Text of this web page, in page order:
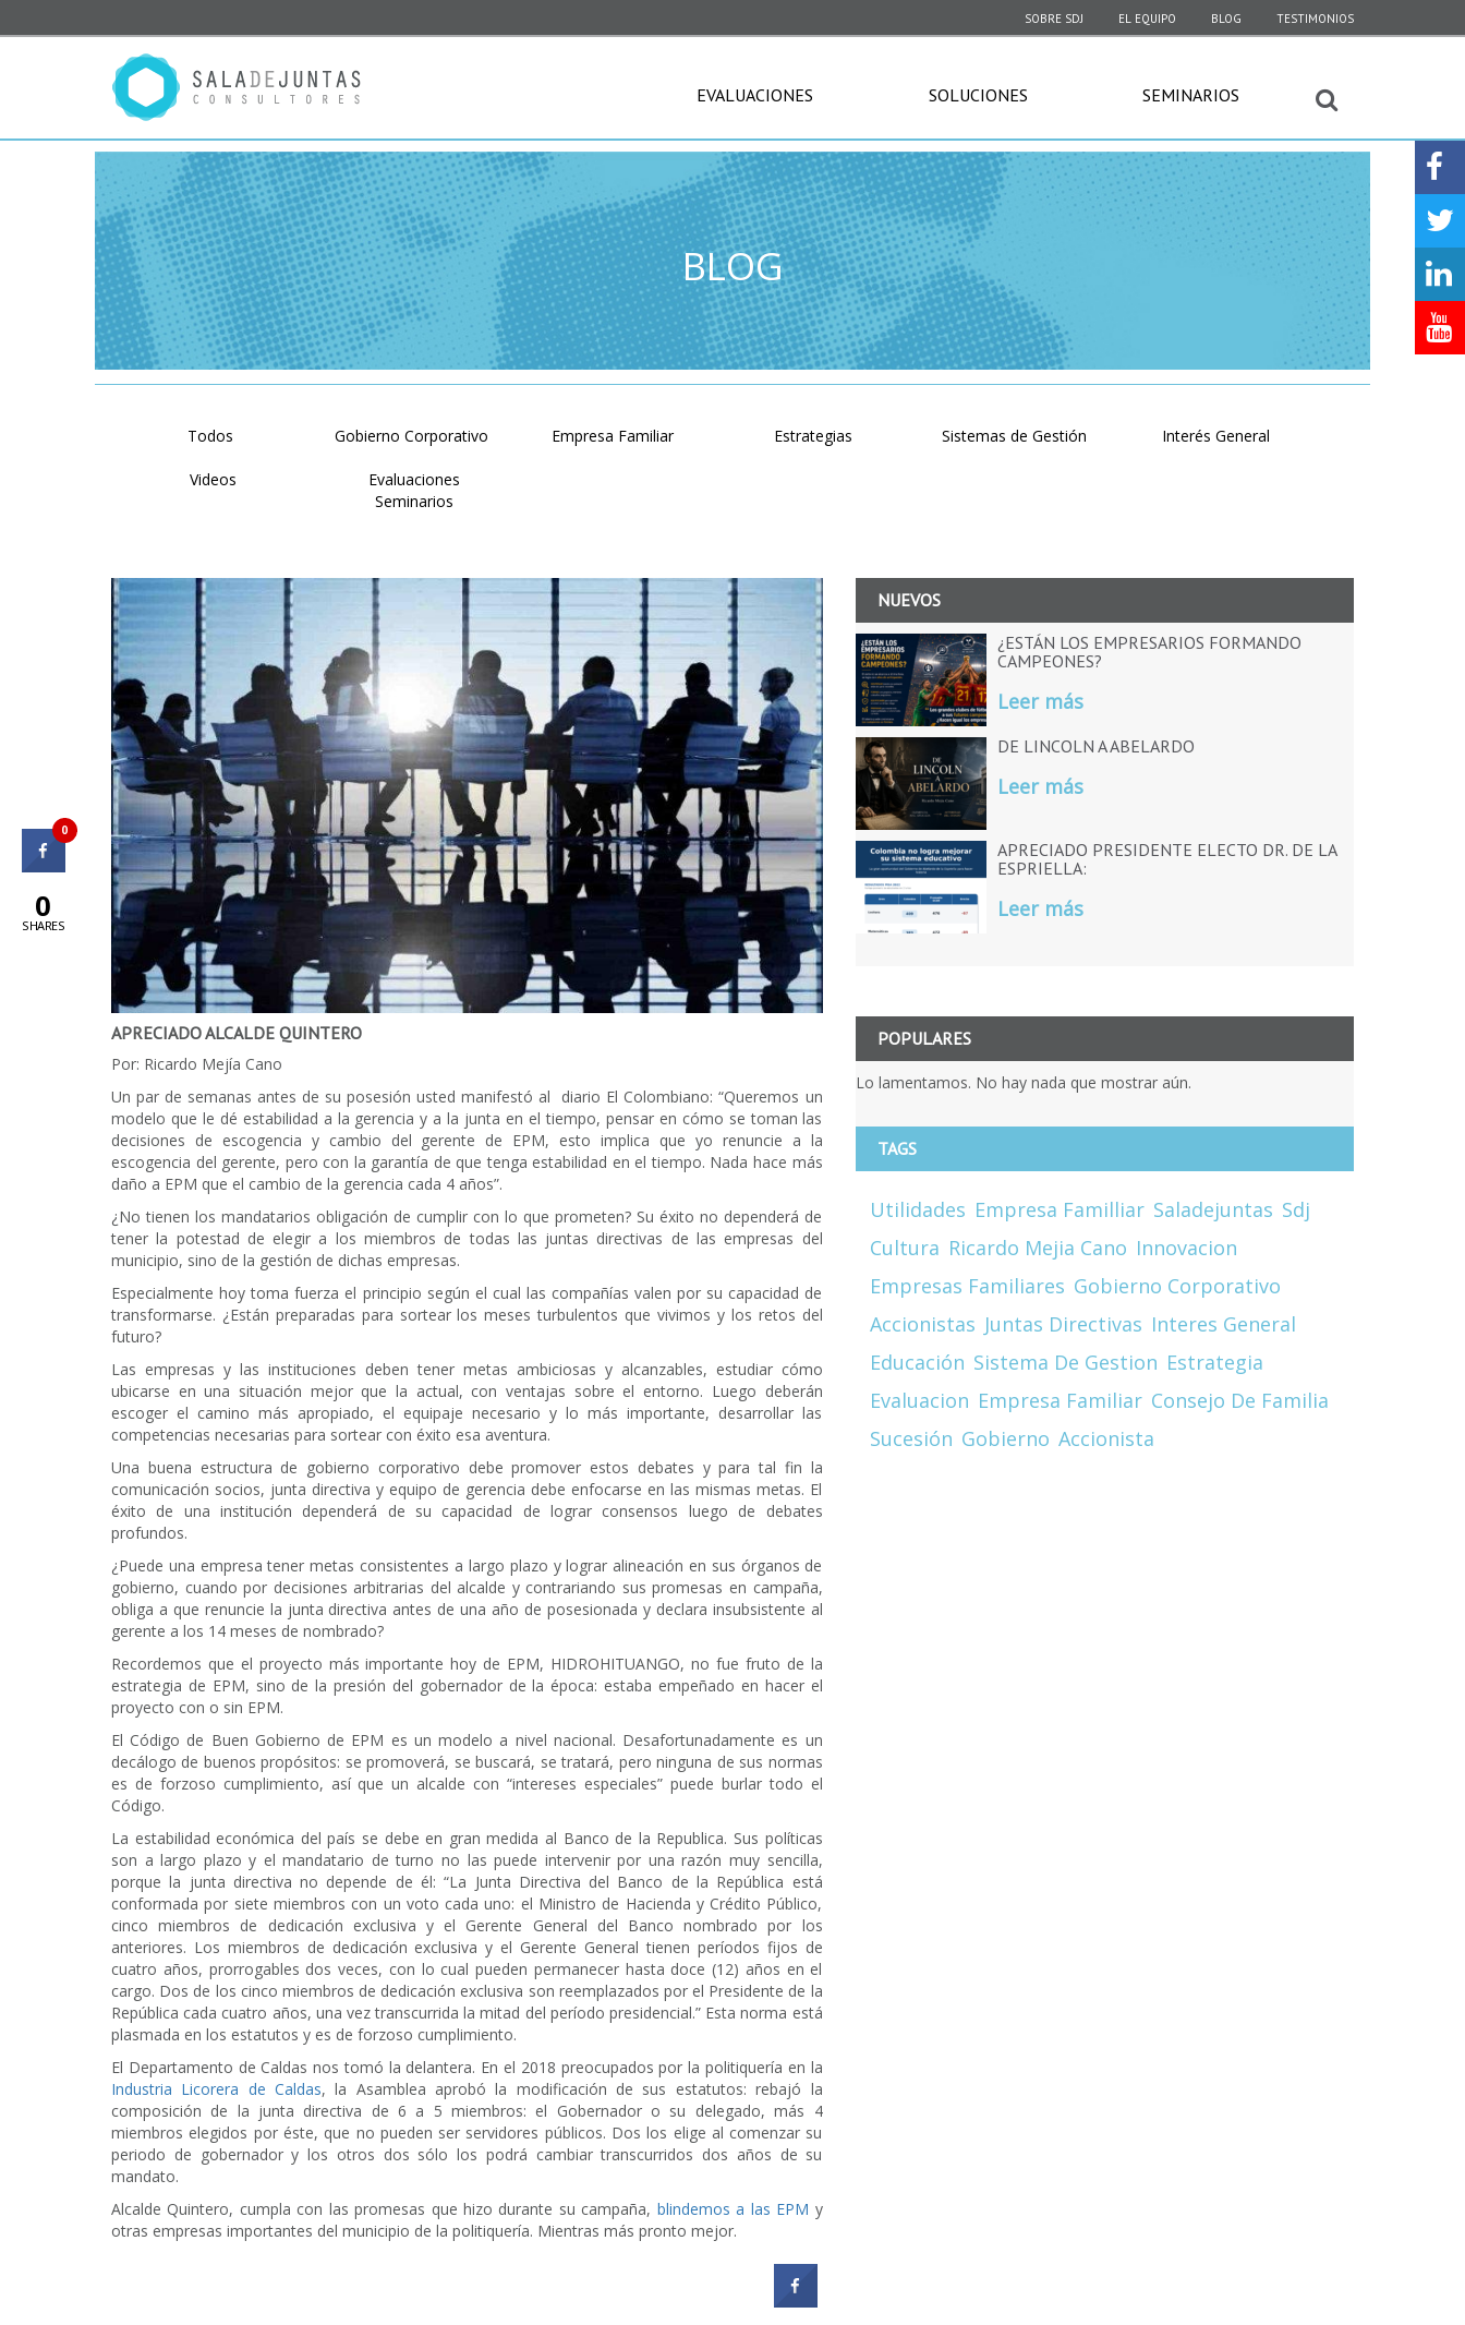
SOBRE SDJ EL EQUIPO BLOG TESTIMONIOS
EVALUACIONES SOLUCIONES SEMINARIOS
BLOG
Todos Gobierno Corporativo Empresa Familiar Estrategias Sistemas de Gestión Interés General
Videos
Evaluaciones
Seminarios
APRECIADO ALCALDE QUINTERO
Por: Ricardo Mejía Cano
Un par de semanas antes de su posesión usted manifestó al diario El Colombiano: “Queremos un
modelo que le dé estabilidad a la gerencia y a la junta en el tiempo, pensar en cómo se toman las
decisiones de escogencia y cambio del gerente de EPM, esto implica que yo renuncie a la
escogencia del gerente, pero con la garantía de que tenga estabilidad en el tiempo. Nada hace más
daño a EPM que el cambio de la gerencia cada 4 años”.
¿No tienen los mandatarios obligación de cumplir con lo que prometen? Su éxito no dependerá de
tener la potestad de elegir a los miembros de todas las juntas directivas de las empresas del
municipio, sino de la gestión de dichas empresas.
Especialmente hoy toma fuerza el principio según el cual las compañías valen por su capacidad de
transformarse. ¿Están preparadas para sortear los meses turbulentos que vivimos y los retos del
futuro?
Las empresas y las instituciones deben tener metas ambiciosas y alcanzables, estudiar cómo
ubicarse en una situación mejor que la actual, con ventajas sobre el entorno. Luego deberán
escoger el camino más apropiado, el equipaje necesario y lo más importante, desarrollar las
competencias necesarias para sortear con éxito esa aventura.
Una buena estructura de gobierno corporativo debe promover estos debates y para tal fin la
comunicación socios, junta directiva y equipo de gerencia debe enfocarse en las mismas metas. El
éxito de una institución dependerá de su capacidad de lograr consensos luego de debates
profundos.
¿Puede una empresa tener metas consistentes a largo plazo y lograr alineación en sus órganos de
gobierno, cuando por decisiones arbitrarias del alcalde y contrariando sus promesas en campaña,
obliga a que renuncie la junta directiva antes de una año de posesionada y declara insubsistente al
gerente a los 14 meses de nombrado?
Recordemos que el proyecto más importante hoy de EPM, HIDROHITUANGO, no fue fruto de la
estrategia de EPM, sino de la presión del gobernador de la época: estaba empeñado en hacer el
proyecto con o sin EPM.
El Código de Buen Gobierno de EPM es un modelo a nivel nacional. Desafortunadamente es un
decálogo de buenos propósitos: se promoverá, se buscará, se tratará, pero ninguna de sus normas
es de forzoso cumplimiento, así que un alcalde con “intereses especiales” puede burlar todo el
Código.
La estabilidad económica del país se debe en gran medida al Banco de la Republica. Sus políticas
son a largo plazo y el mandatario de turno no las puede intervenir por una razón muy sencilla,
porque la junta directiva no depende de él: “La Junta Directiva del Banco de la República está
conformada por siete miembros con un voto cada uno: el Ministro de Hacienda y Crédito Público,
cinco miembros de dedicación exclusiva y el Gerente General del Banco nombrado por los
anteriores. Los miembros de dedicación exclusiva y el Gerente General tienen períodos fijos de
cuatro años, prorrogables dos veces, con lo cual pueden permanecer hasta doce (12) años en el
cargo. Dos de los cinco miembros de dedicación exclusiva son reemplazados por el Presidente de la
República cada cuatro años, una vez transcurrida la mitad del período presidencial.” Esta norma está
plasmada en los estatutos y es de forzoso cumplimiento.
El Departamento de Caldas nos tomó la delantera. En el 2018 preocupados por la politiquería en la
Industria Licorera de Caldas, la Asamblea aprobó la modificación de sus estatutos: rebajó la
composición de la junta directiva de 6 a 5 miembros: el Gobernador o su delegado, más 4
miembros elegidos por éste, que no pueden ser servidores públicos. Dos los elige al comenzar su
periodo de gobernador y los otros dos sólo los podrá cambiar transcurridos dos años de su
mandato.
Alcalde Quintero, cumpla con las promesas que hizo durante su campaña, blindemos a las EPM y
otras empresas importantes del municipio de la politiquería. Mientras más pronto mejor.
NUEVOS
¿ESTÁN LOS EMPRESARIOS FORMANDO
CAMPEONES?
Leer más
DE LINCOLN A ABELARDO
Leer más
APRECIADO PRESIDENTE ELECTO DR. DE LA
ESPRIELLA:
Leer más
POPULARES
Lo lamentamos. No hay nada que mostrar aún.
TAGS
Utilidades Empresa Familliar Saladejuntas Sdj
Cultura Ricardo Mejia Cano Innovacion
Empresas Familiares Gobierno Corporativo
Accionistas Juntas Directivas Interes General
Educación Sistema De Gestion Estrategia
Evaluacion Empresa Familiar Consejo De Familia
Sucesión Gobierno Accionista
0
0
SHARES